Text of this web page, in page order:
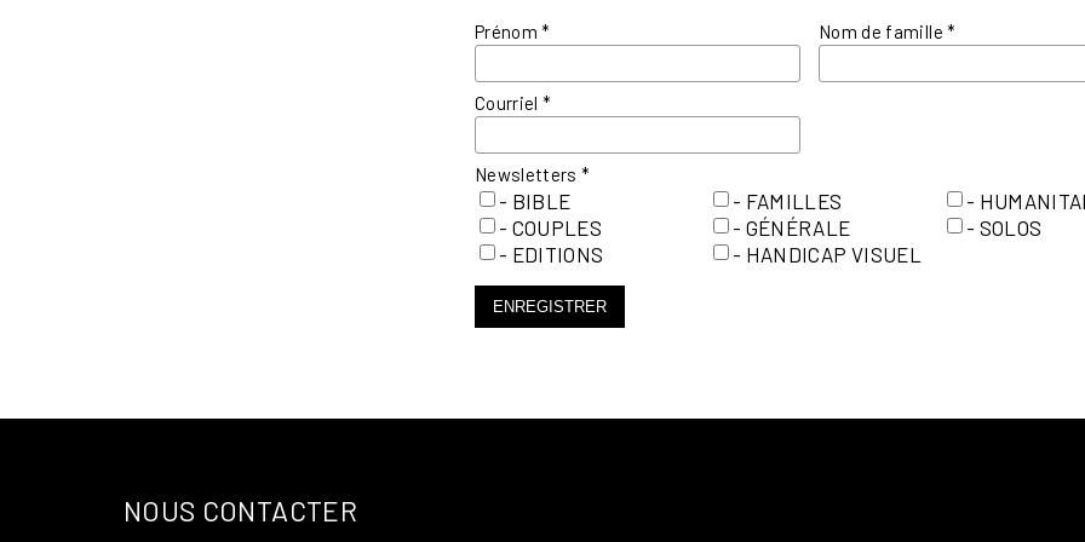
Prénom* Nom de famille*
Courriel*
Newsletters*
- BIBLE
- COUPLES
- EDITIONS
- FAMILLES
- GÉNÉRALE
- HANDICAP VISUEL
-
- SOLOS
ENREGISTRER
NOUS CONTACTER